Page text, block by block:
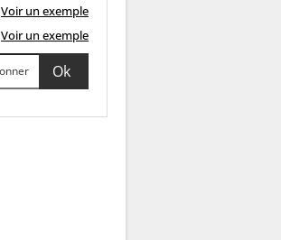
Voir un exemple
Voir un exemple